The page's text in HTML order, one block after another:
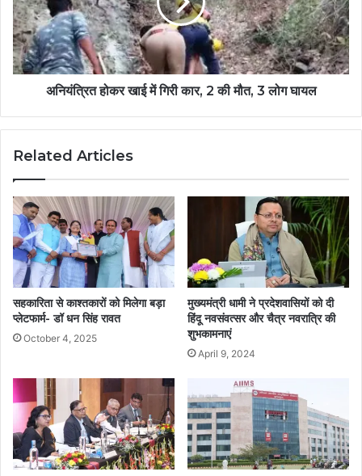
अनियंत्रित होकर खाई में गिरी कार, 2 की मौत, 3 लोग घायल
Related Articles
सहकारिता से काश्तकारों को मिलेगा बड़ा
प्लेटफार्म- डॉ धन सिंह रावत
October 4, 2025
मुख्यमंत्री धामी ने प्रदेशवासियों को दी
हिंदू नवसंवत्सर और चैत्र नवरात्रि की
शुभकामनाएं
April 9, 2024